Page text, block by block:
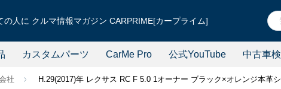
の人に クルマ情報マガジン CARPRIME[カープライム]
カスタムパーツ CarMe Pro 公式YouTube 中古車
社 H.29(2017)年 レクサス RC F 5.0 1オーナー ブラック×オレンジ本革